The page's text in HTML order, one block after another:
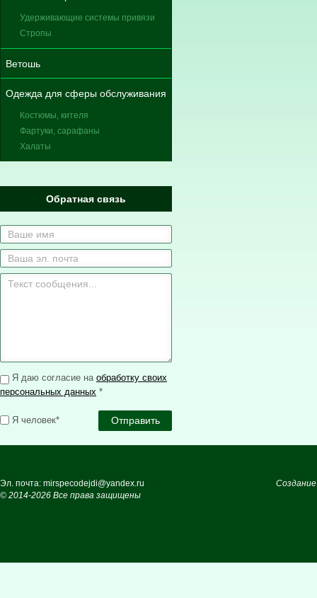
Удерживающие системы привязи
Стропы
Ветошь
Одежда для сферы обслуживания
Костюмы, кителя
Фартуки, сарафаны
Халаты
Обратная связь
Я даю согласие на обработку своих
персональных данных *
Я человек*
Эл. почта: mirspecodejdi@yandex.ru
© 2014-2026 Все права защищены